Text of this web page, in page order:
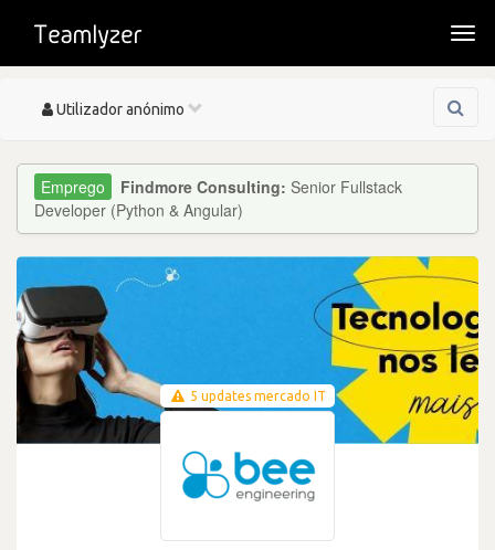
Toggle
Utilizador anónimo
Findmore Consulting: Senior Fullstack
Developer (Python & Angular)
5 updates mercado IT